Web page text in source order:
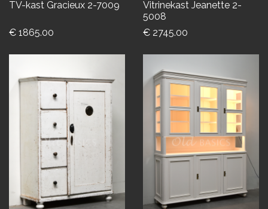
TV-kast Gracieux 2-7009
€ 1865.00
Vitrinekast Jeanette 2-
5008
€ 2745.00